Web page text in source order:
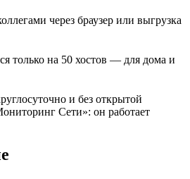
через браузер или выгрузка
только на 50 хостов — для дома и
и без открытой
Сети»: он работает